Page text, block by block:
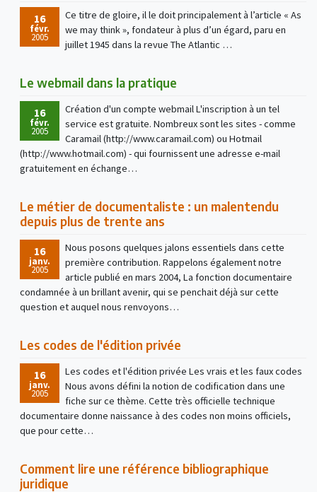
16
févr.
2005
Ce titre de gloire, il le doit principalement à l’article « As
we may think », fondateur à plus d’un égard, paru en
juillet 1945 dans la revue The Atlantic …
Le webmail dans la pratique
16
févr.
2005
Création d'un compte webmail L'inscription à un tel
service est gratuite. Nombreux sont les sites - comme
Caramail (http://www.caramail.com) ou Hotmail
(http://www.hotmail.com) - qui fournissent une adresse e-mail
gratuitement en échange…
Le métier de documentaliste : un malentendu
depuis plus de trente ans
16
janv.
2005
Nous posons quelques jalons essentiels dans cette
première contribution. Rappelons également notre
article publié en mars 2004, La fonction documentaire
condamnée à un brillant avenir, qui se penchait déjà sur cette
question et auquel nous renvoyons…
Les codes de l'édition privée
16
janv.
2005
Les codes et l'édition privée Les vrais et les faux codes
Nous avons défini la notion de codification dans une
fiche sur ce thème. Cette très officielle technique
documentaire donne naissance à des codes non moins officiels,
que pour cette…
Comment lire une référence bibliographique
juridique